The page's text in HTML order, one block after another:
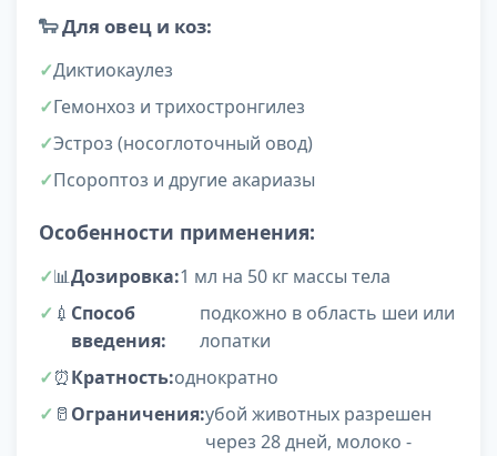
🐑Для овец и коз:
Диктиокаулез
Гемонхоз и трихостронгилез
Эстроз (носоглоточный овод)
Псороптоз и другие акариазы
Особенности применения:
📊Дозировка:1 мл на 50 кг массы тела
💉 Способ
введения:
подкожно в область шеи или
лопатки
⏰Кратность:однократно
🥛 Ограничения:убой животных разрешен
через 28 дней, молоко -